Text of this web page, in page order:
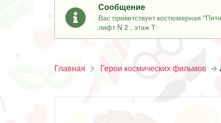
Сообщение
Вас приветствует костюмерная
лифт N 2 , этаж Т
Главная Герои космических фильмов